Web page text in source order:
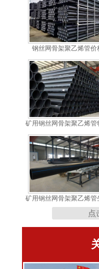
钢丝网骨架聚乙烯管价
矿用钢丝网骨架聚乙烯管
矿用钢丝网骨架聚乙烯管
点